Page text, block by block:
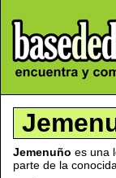
Jemenuño es una
parte de la conocida